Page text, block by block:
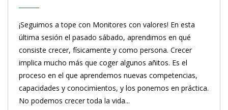
¡Seguimos a tope con Monitores con valores! En esta
última sesión el pasado sábado, aprendimos en qué
consiste crecer, físicamente y como persona. Crecer
implica mucho más que coger algunos añitos. Es el
proceso en el que aprendemos nuevas competencias,
capacidades y conocimientos, y los ponemos en práctica.
No podemos crecer toda la vida...